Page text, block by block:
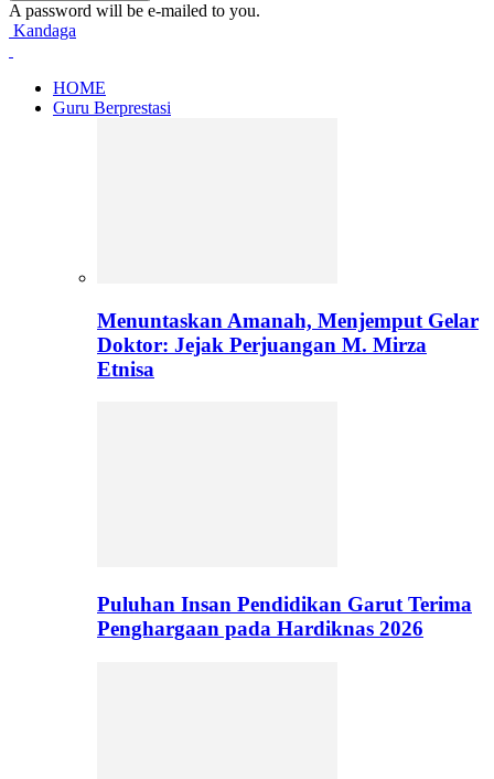
A password will be e-mailed to you.
Kandaga
HOME
Guru Berprestasi
Menuntaskan Amanah, Menjemput Gelar
Doktor: Jejak Perjuangan M. Mirza
Etnisa
Puluhan Insan Pendidikan Garut Terima
Penghargaan pada Hardiknas 2026